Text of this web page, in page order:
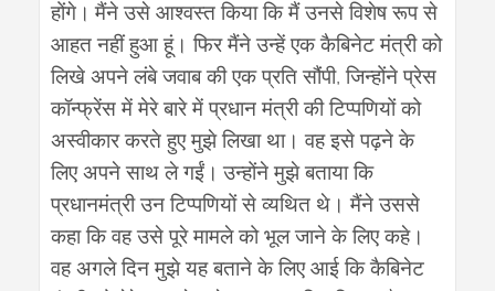
होंगे। मैंने उसे आश्वस्त किया कि मैं उनसे विशेष रूप से
आहत नहीं हुआ हूं। फिर मैंने उन्हें एक कैबिनेट मंत्री को
लिखे अपने लंबे जवाब की एक प्रति सौंपी,जिन्होंने प्रेस
कॉन्फ्रेंस में मेरे बारे में प्रधान मंत्री की टिप्पणियों को
अस्वीकार करते हुए मुझे लिखा था। वह इसे पढ़ने के
लिए अपने साथ ले गईं। उन्होंने मुझे बताया कि
प्रधानमंत्री उन टिप्पणियों से व्यथित थे। मैंने उससे
कहा कि वह उसे पूरे मामले को भूल जाने के लिए कहे।
वह अगले दिन मुझे यह बताने के लिए आई कि कैबिनेट